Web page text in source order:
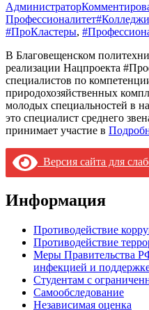
Администратор
Профессионалитет#Колледжи
#ПроКластеры,
В Благовещенском
реализации Нацпроекта
специалистов по
природохозяйственных
молодых специальностей в
это специалист среднего
принимает участие в
Версия сайта для
Информация
Противодействие
Противодействие
Меры Правительства
инфекцией и
Студентам с
Самообследование
Независимая оценка